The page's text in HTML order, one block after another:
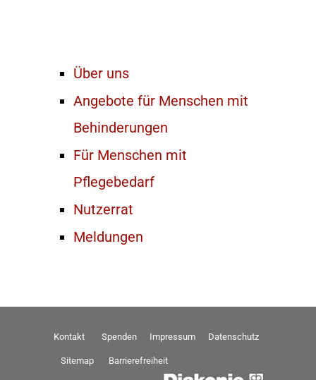
Über uns
Angebote für Menschen mit
Behinderungen
Für Menschen mit
Pflegebedarf
Nutzerrat
Meldungen
Kontakt Spenden Impressum Datenschutz
Sitemap Barrierefreiheit